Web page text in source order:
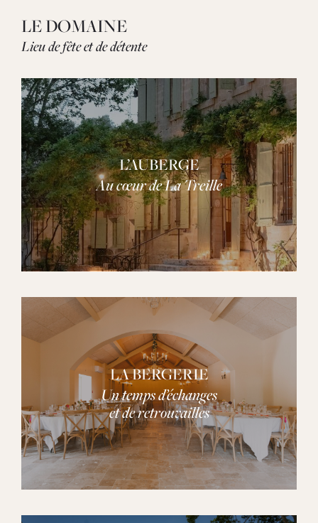
LE DOMAINE
Lieu de fête et de détente
L’AUBERGE
Au cœur de La Treille
LA BERGERIE
Un temps d’échanges
et de retrouvailles